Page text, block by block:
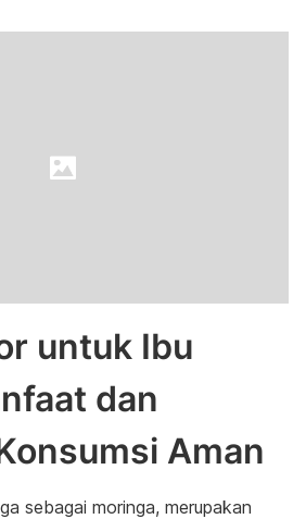
untuk Ibu
dan
Aman
sebagai moringa, merupakan